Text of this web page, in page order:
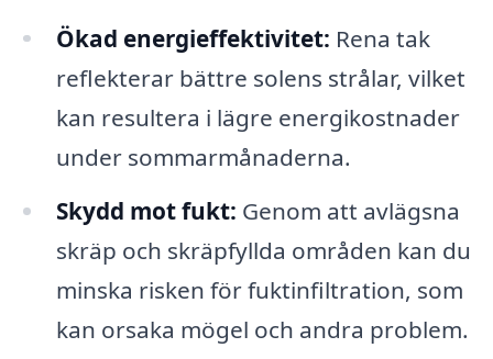
Ökad energieffektivitet: Rena tak
reflekterar bättre solens strålar, vilket
kan resultera i lägre energikostnader
under sommarmånaderna.
Skydd mot fukt: Genom att avlägsna
skräp och skräpfyllda områden kan du
minska risken för fuktinfiltration, som
kan orsaka mögel och andra problem.